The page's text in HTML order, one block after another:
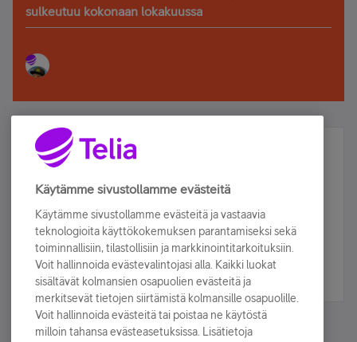
sulkeutuu kokonaan lokakuussa
Älä jää paitsi – osallistu ja voita!
Tilaa Telian uutiskirje ja olet mukana arvonnassa.
sähköpostiisi.
Tilaa nyt
Käytämme sivustollamme evästeitä
Käytämme sivustollamme evästeitä ja vastaavia
teknologioita käyttökokemuksen parantamiseksi sekä
toiminnallisiin, tilastollisiin ja markkinointitarkoituksiin.
Voit hallinnoida evästevalintojasi alla. Kaikki luokat
sisältävät kolmansien osapuolien evästeitä ja
merkitsevät tietojen siirtämistä kolmansille osapuolille.
Voit hallinnoida evästeitä tai poistaa ne käytöstä
milloin tahansa evästeasetuksissa. Lisätietoja